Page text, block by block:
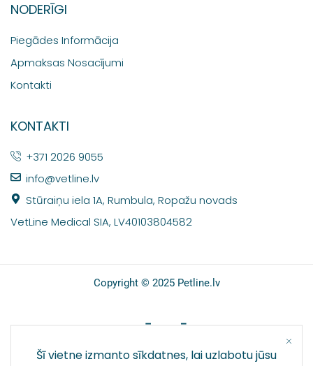
Šī vietne izmanto sīkdatnes, lai uzlabotu jūsu
NODERĪGI
Piegādes Informācija
Apmaksas Nosacījumi
Kontakti
KONTAKTI
+371 2026 9055
info@vetline.lv
Stūraiņu iela 1A, Rumbula, Ropažu novads
VetLine Medical SIA, LV40103804582
Copyright © 2025 Petline.lv
SOCIĀLIE TĪKLI